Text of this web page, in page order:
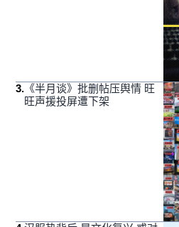
3. 《半月谈》批删帖压舆情 旺
旺声援投屏遭下架